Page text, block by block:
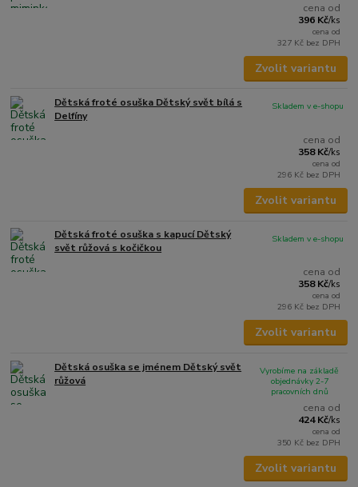
cena od
396 Kč/ks
cena od
327 Kč bez DPH
Zvolit variantu
Dětská froté osuška Dětský svět bílá s
Delfíny
cena od
358 Kč/ks
cena od
296 Kč bez DPH
Skladem v e-shopu
Zvolit variantu
Dětská froté osuška s kapucí Dětský
svět růžová s kočičkou
cena od
358 Kč/ks
cena od
296 Kč bez DPH
Skladem v e-shopu
Zvolit variantu
Dětská osuška se jménem Dětský svět
růžová
cena od
424 Kč/ks
cena od
350 Kč bez DPH
Vyrobíme na základě
objednávky 2-7
pracovních dnů
Zvolit variantu